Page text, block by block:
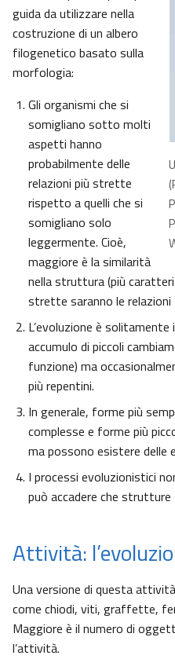
guida da utilizzare nella
costruzione di un albero
filogenetico basato sulla
morfologia:
Gli organismi che si
somigliano sotto molti
aspetti hanno
probabilmente delle
relazioni più strette
rispetto a quelli che si
somigliano solo
leggermente. Cioè,
maggiore è la similarità
nella struttura (più
strette saranno le
L’evoluzione è
accumulo di piccoli
funzione) ma
più repentini.
In generale, forme più
complesse e forme più
ma possono esistere delle
I processi evoluzionistici
può accadere che
Attività:
Una versione di questa
come chiodi, viti, graffette,
Maggiore è il numero di
l’attività.